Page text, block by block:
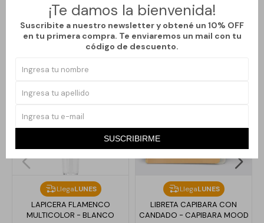
¡Te damos la bienvenida!
Suscribite a nuestro newsletter y obtené un 10% OFF
en tu primera compra. Te enviaremos un mail con tu
código de descuento.
SUSCRIBIRME
Productos que te pueden interesar
LlegaLUNES
LAPICERA FLAMENCO
MULTICOLOR - BLANCO
LlegaLUNES
LIBRETA CAPIBARA CON
CANDADO - CAPIBARA MOOD